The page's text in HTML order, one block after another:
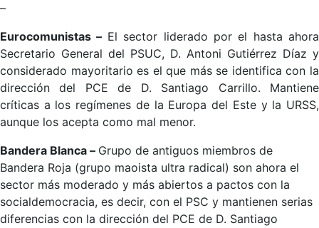
–
Eurocomunistas – El sector liderado por el hasta ahora
Secretario General del PSUC, D. Antoni Gutiérrez Díaz y
considerado mayoritario es el que más se identifica con la
dirección del PCE de D. Santiago Carrillo. Mantiene
críticas a los regímenes de la Europa del Este y la URSS,
aunque los acepta como mal menor.
Bandera Blanca – Grupo de antiguos miembros de
Bandera Roja (grupo maoista ultra radical) son ahora el
sector más moderado y más abiertos a pactos con la
socialdemocracia, es decir, con el PSC y mantienen serias
diferencias con la dirección del PCE de D. Santiago